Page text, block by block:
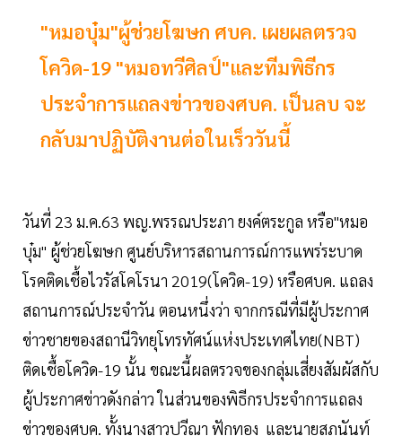
"หมอบุ๋ม"ผู้ช่วยโฆษก ศบค. เผยผลตรวจ
โควิด-19 "หมอทวีศิลป์"และทีมพิธีกร
ประจำการแถลงข่าวของศบค. เป็นลบ จะ
กลับมาปฏิบัติงานต่อในเร็ววันนี้
วันที่ 23 ม.ค.63 พญ.พรรณประภา ยงค์ตระกูล หรือ"หมอ
บุ๋ม" ผู้ช่วยโฆษก ศูนย์บริหารสถานการณ์การแพร่ระบาด
โรคติดเชื้อไวรัสโคโรนา 2019(โควิด-19) หรือศบค. แถลง
สถานการณ์ประจำวัน ตอนหนึ่งว่า จากกรณีที่มีผู้ประกาศ
ข่าวชายของสถานีวิทยุโทรทัศน์แห่งประเทศไทย(NBT)
ติดเชื้อโควิด-19 นั้น ขณะนี้ผลตรวจของกลุ่มเสี่ยงสัมผัสกับ
ผู้ประกาศข่าวดังกล่าว ในส่วนของพิธีกรประจำการแถลง
ข่าวของศบค. ทั้งนางสาวปวีณา ฟักทอง และนายสุภนันท์